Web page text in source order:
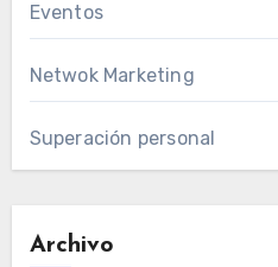
Eventos
Netwok Marketing
Superación personal
Archivo